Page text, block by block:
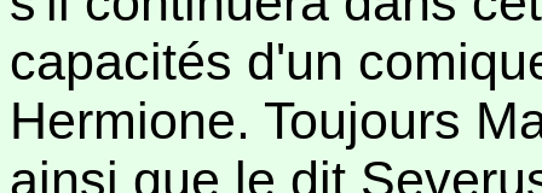
capacités d'un
Hermione. Toujours
ainsi que le dit